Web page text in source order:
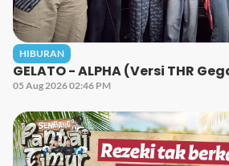
HIBURAN
GELATO - ALPHA (Versi THR
05 Aug 2026 02:46 PM